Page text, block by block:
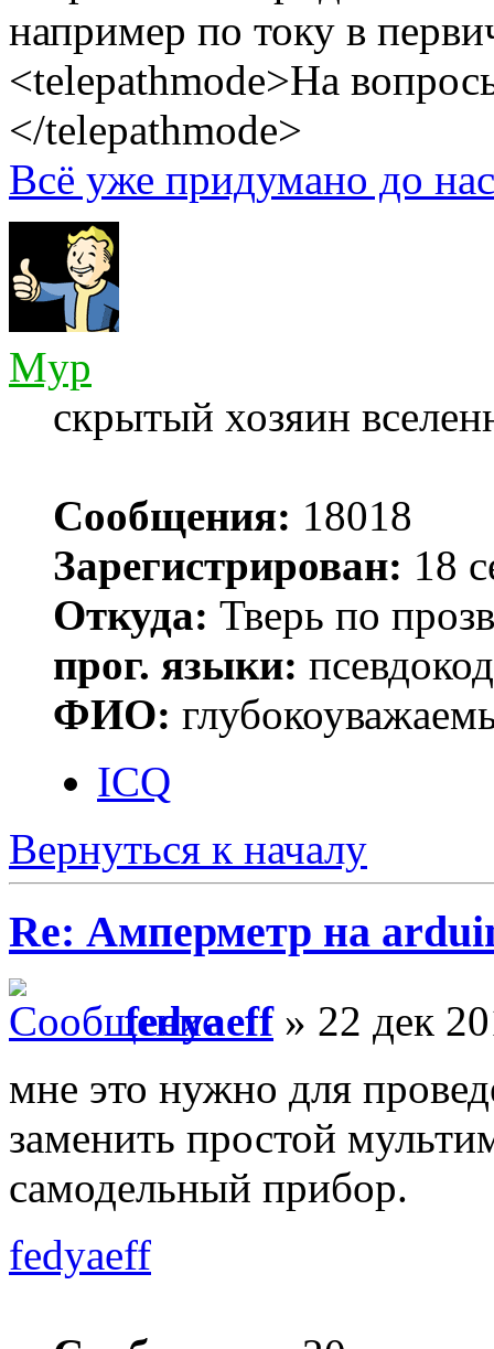
например по току в
<telepathmode>На
</telepathmode>
Всё уже придумано до
Myp
скрытый хозяин
Сообщения: 18018
Зарегистрирован: 18
Откуда: Тверь по
прог. языки:
ФИО:
ICQ
Вернуться к началу
Re: Амперметр на
fedyaeff» 22 дек
мне это нужно для
заменить простой
самодельный прибор.
fedyaeff